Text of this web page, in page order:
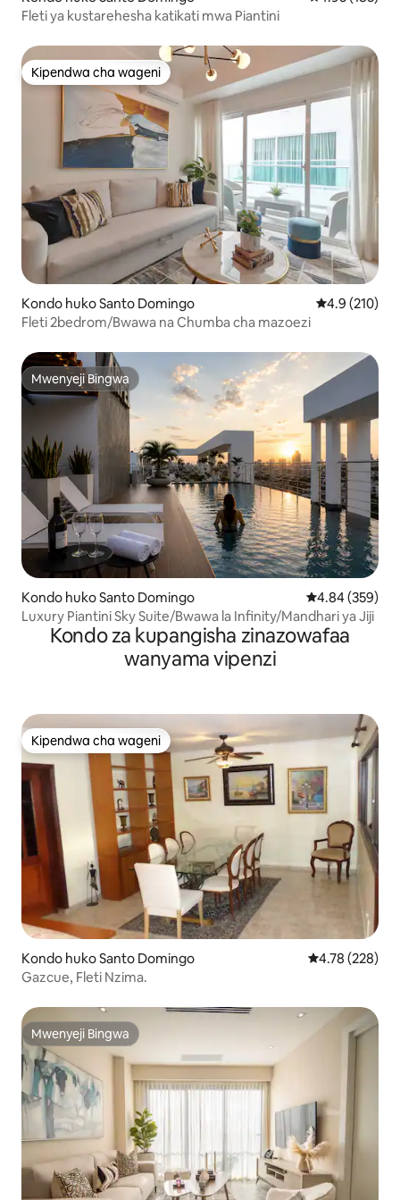
Fleti ya kustarehesha katikati mwa Piantini
Kipendwa cha wageni
Kipendwa cha wageni
Kondo huko Santo Domingo Ukadiriaji wa
4.9 (210)
Fleti 2bedrom/Bwawa na Chumba cha mazoezi
Mwenyeji Bingwa
Mwenyeji Bingwa
Kondo huko Santo Domingo Ukadiriaji wa
4.84 (359)
Luxury Piantini Sky Suite/Bwawa la Infinity/Mandhari ya Jiji
Kondo za kupangisha zinazowafaa
wanyama vipenzi
Kipendwa cha wageni
Kipendwa cha wageni
Kondo huko Santo Domingo Ukadiriaji wa
4.78 (228)
Gazcue, Fleti Nzima.
Mwenyeji Bingwa
Mwenyeji Bingwa